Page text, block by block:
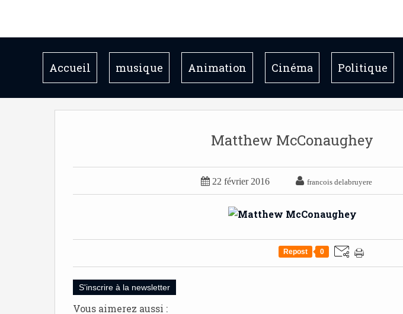
Accueil musique Animation Cinéma Politique
Matthew McConaughey
 22 février 2016  francois delabruyere
Repost 0
S'inscrire à la newsletter
Vous aimerez aussi :